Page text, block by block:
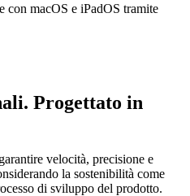
macOS e iPadOS tramite
Progettato in
velocità, precisione e
la sostenibilità come
di sviluppo del prodotto.